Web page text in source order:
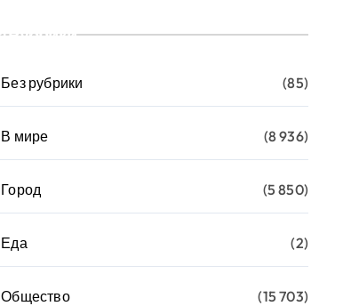
Рубрики
Без рубрики (85)
В мире (8 936)
Город (5 850)
Еда (2)
Общество (15 703)